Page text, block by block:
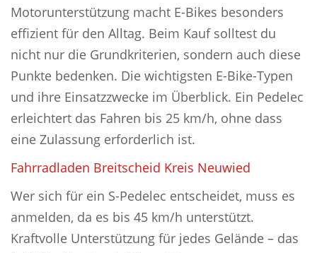
Motorunterstützung macht E-Bikes besonders
effizient für den Alltag. Beim Kauf solltest du
nicht nur die Grundkriterien, sondern auch diese
Punkte bedenken. Die wichtigsten E-Bike-Typen
und ihre Einsatzzwecke im Überblick. Ein Pedelec
erleichtert das Fahren bis 25 km/h, ohne dass
eine Zulassung erforderlich ist.
Fahrradladen Breitscheid Kreis Neuwied
Wer sich für ein S-Pedelec entscheidet, muss es
anmelden, da es bis 45 km/h unterstützt.
Kraftvolle Unterstützung für jedes Gelände – das